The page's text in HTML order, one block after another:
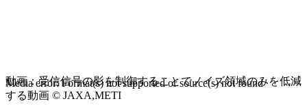
Media error: Format(s) not supported or source(s) not found
動画：受信信号の影を制御することでノイズ領域のみを低減
する動画 © JAXA,METI